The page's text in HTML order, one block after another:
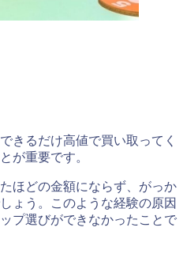
きるだけ高値で買い取ってく
が重要です。
ほどの金額にならず、がっか
ょう。このような経験の原因
プ選びができなかったことで